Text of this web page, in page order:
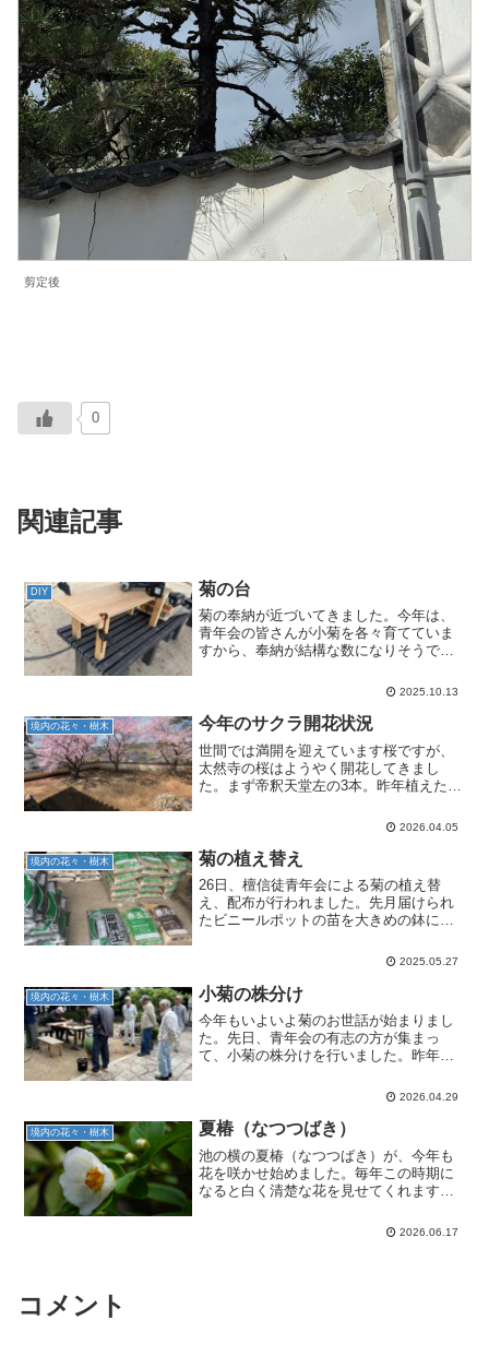
剪定後
0
関連記事
DIY 菊の台
菊の奉納が近づいてきました。今年は、
青年会の皆さんが小菊を各々育てていま
すから、奉納が結構な数になりそうで
を色々と作っています。また、大菊の場
で、高さを調整するための5～...
2025.10.13
境内の花々・樹木 今年のサクラ開花状況
世間では満開を迎えています桜ですが、
太然寺の桜はようやく開花してきまし
た。まず帝釈天堂左の3本。昨年植えた左
きました。他の2本は葉っぱだけです。真
ん中の桜は去年は咲いたのですが。次に
帝釈天堂右の2本ですが...
2026.04.05
境内の花々・樹木 菊の植え替え
26日、檀信徒青年会による菊の植え替
え、配布が行われました。先月届けられ
たビニールポットの苗を大きめの鉢に移
玉土3、腐葉土2、鹿沼土1の割合で配合し
え替えました。青年...
2025.05.27
境内の花々・樹木 小菊の株分け
今年もいよいよ菊のお世話が始まりまし
た。先日、青年会の有志の方が集まっ
て、小菊の株分けを行いました。昨年開
トに植えてやります。最初は日陰に置
ろに出します。水は毎日やりま...
2026.04.29
境内の花々・樹木 夏椿（なつつばき）
池の横の夏椿（なつつばき）が、今年も
花を咲かせ始めました。毎年この時期に
なると白く清楚な花を見せてくれます
んの花を楽しませてくれそうです。濃い
2026.06.17
コメント